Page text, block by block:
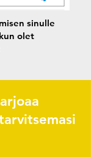
sinulle
olet